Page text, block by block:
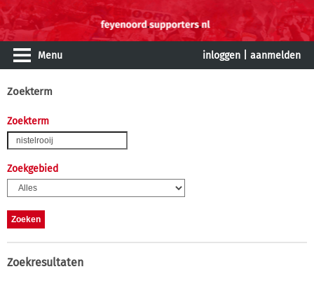
Menu inloggen aanmelden
Zoekterm
Zoekterm
Zoekgebied
Zoekresultaten